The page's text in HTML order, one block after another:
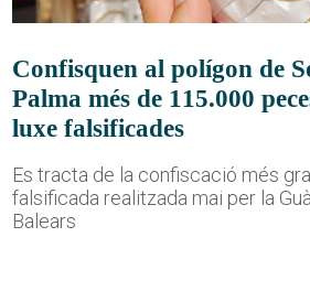
Confisquen al polígon de
Palma més de 115.000
luxe falsificades
Es tracta de la confiscació més
falsificada realitzada mai per la
Balears